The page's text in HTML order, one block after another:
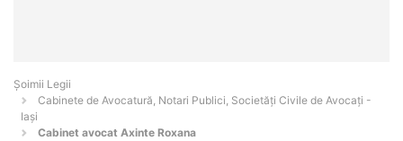
Șoimii Legii
Cabinete de Avocatură, Notari Publici, Societăți Civile de Avocați -
Iaşi
Cabinet avocat Axinte Roxana